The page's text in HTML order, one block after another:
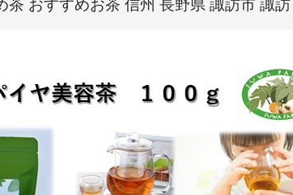
茶 おすすめお茶 信州 長野県 諏訪市 諏訪